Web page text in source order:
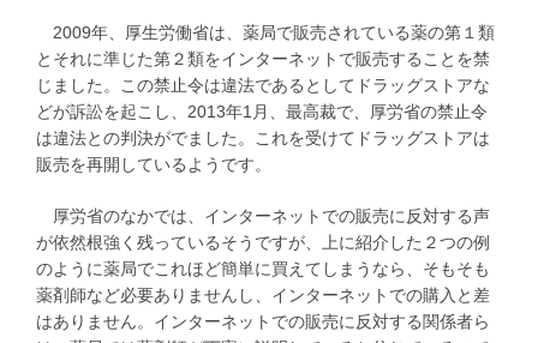
2009年、厚生労働省は、薬局で販売されている薬の第１類
とそれに準じた第２類をインターネットで販売することを禁
じました。この禁止令は違法であるとしてドラッグストアな
どが訴訟を起こし、2013年1月、最高裁で、厚労省の禁止令
は違法との判決がでました。これを受けてドラッグストアは
販売を再開しているようです。
厚労省のなかでは、インターネットでの販売に反対する声
が依然根強く残っているそうですが、上に紹介した２つの例
のように薬局でこれほど簡単に買えてしまうなら、そもそも
薬剤師など必要ありませんし、インターネットでの購入と差
はありません。インターネットでの販売に反対する関係者ら